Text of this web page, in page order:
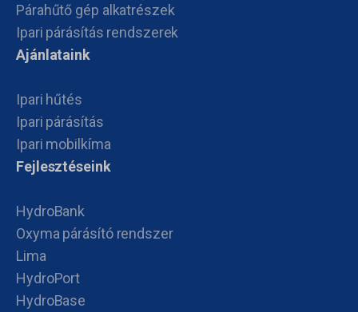
Párahűtő gép alkatrészek
Ipari párásítás rendszerek
Ajánlataink
Ipari hűtés
Ipari párásítás
Ipari mobilkíma
Fejlesztéseink
HydroBank
Oxyma párásító rendszer
Lima
HydroPort
HydroBase